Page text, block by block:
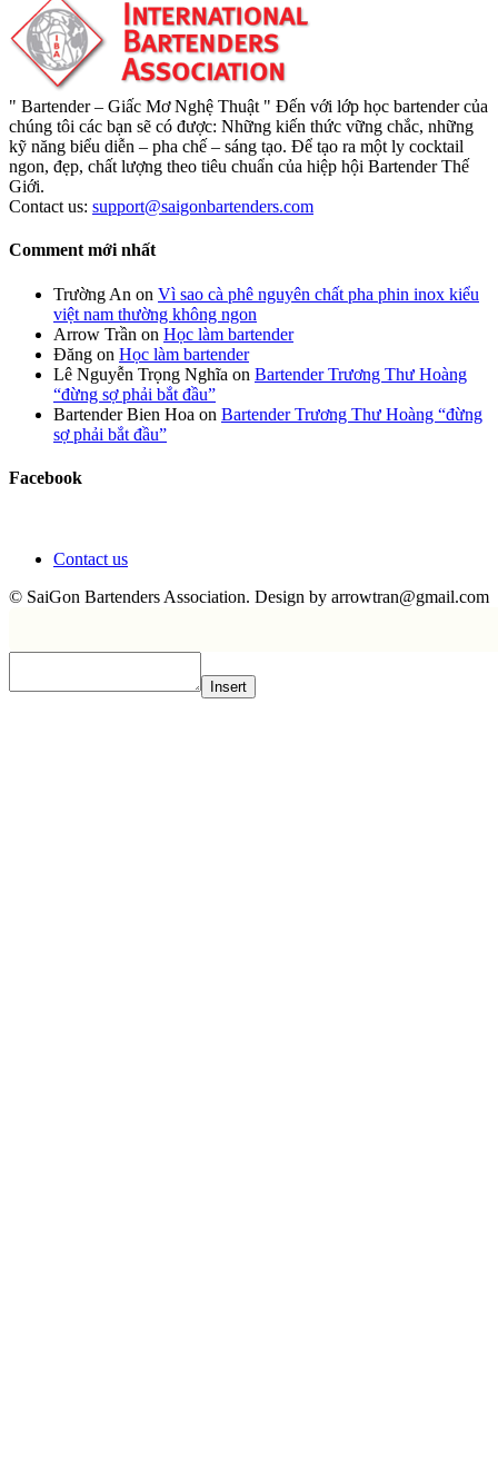
" Bartender – Giấc Mơ Nghệ Thuật " Đến với lớp học bartender của
chúng tôi các bạn sẽ có được: Những kiến thức vững chắc, những
kỹ năng biểu diễn – pha chế – sáng tạo. Để tạo ra một ly cocktail
ngon, đẹp, chất lượng theo tiêu chuẩn của hiệp hội Bartender Thế
Giới.
Contact us: support@saigonbartenders.com
Comment mới nhất
Trường An on Vì sao cà phê nguyên chất pha phin inox kiểu
việt nam thường không ngon
Arrow Trần on Học làm bartender
Đăng on Học làm bartender
Lê Nguyễn Trọng Nghĩa on Bartender Trương Thư Hoàng
“đừng sợ phải bắt đầu”
Bartender Bien Hoa on Bartender Trương Thư Hoàng “đừng
sợ phải bắt đầu”
Facebook
Contact us
© SaiGon Bartenders Association. Design by arrowtran@gmail.com
Insert